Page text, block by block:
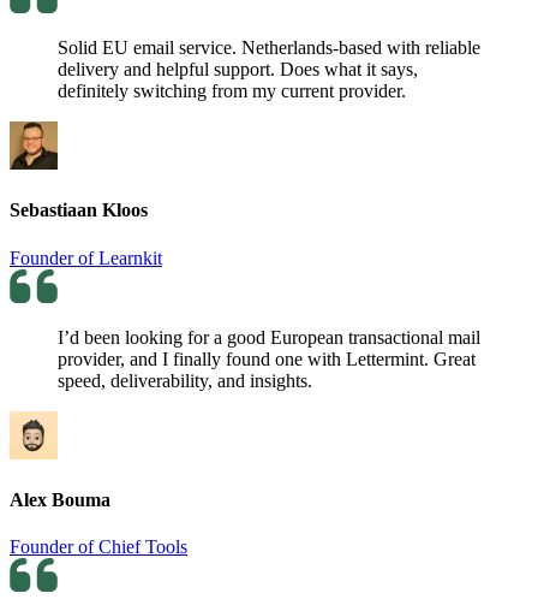
Solid EU email service. Netherlands-based with reliable
delivery and helpful support. Does what it says,
definitely switching from my current provider.
Sebastiaan Kloos
Founder of Learnkit
I’d been looking for a good European transactional mail
provider, and I finally found one with Lettermint. Great
speed, deliverability, and insights.
Alex Bouma
Founder of Chief Tools